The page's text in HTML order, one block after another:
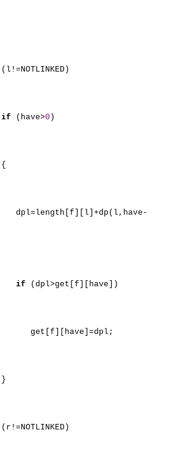
(l!=NOTLINKED)
if (have>0 )
{
dpl=length[f][l]+dp(l,have-
if (dpl>get[f][have])
get[f][have]=dpl;
}
(r!=NOTLINKED)